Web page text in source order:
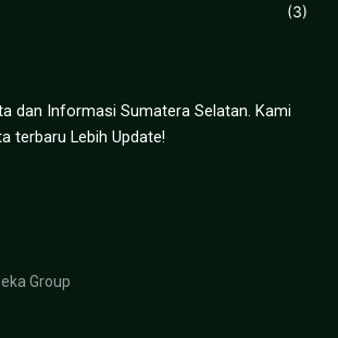
(3)
dan Informasi Sumatera Selatan. Kami
terbaru Lebih Update!
Group